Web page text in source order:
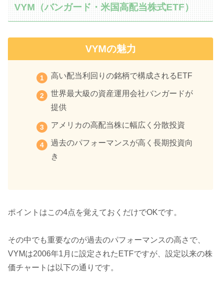
VYM（バンガード・米国高配当株式ETF）
VYMの魅力
高い配当利回りの銘柄で構成されるETF
世界最大級の資産運用会社バンガードが
提供
アメリカの高配当株に幅広く分散投資
過去のパフォーマンスが高く長期投資向
き
ポイントはこの4点を覚えておくだけでOKです。
その中でも重要なのが過去のパフォーマンスの高さで、
VYMは2006年1月に設定されたETFですが、設定以来の株
価チャートは以下の通りです。